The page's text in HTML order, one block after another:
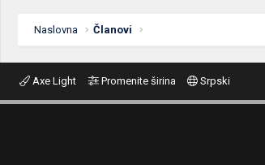
Naslovna Članovi
Axe Light Promenite širina Srpski